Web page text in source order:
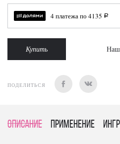
4 платежа по 4135 a
Купить
ПОДЕЛИТЬСЯ
Описание Применение